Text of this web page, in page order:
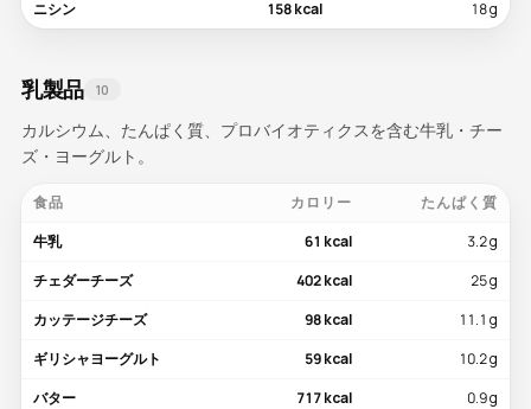
ニシン 158 kcal 18 g
乳製品 10
カルシウム、たんぱく質、プロバイオティクスを含む牛乳・チー
ズ・ヨーグルト。
食品 カロリー
たんぱく質
牛乳
61 kcal
3.2 g
チェダーチーズ
402 kcal
25 g
カッテージチーズ
98 kcal
11.1 g
ギリシャヨーグルト
59 kcal
10.2 g
バター
717 kcal
0.9 g